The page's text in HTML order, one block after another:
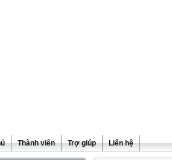
Thành viên Trợ giúp Liên hệ